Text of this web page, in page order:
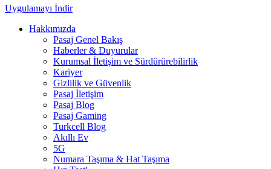
Uygulamayı İndir
Hakkımızda
Pasaj Genel Bakış
Haberler & Duyurular
Kurumsal İletişim ve Sürdürürebilirlik
Kariyer
Gizlilik ve Güvenlik
Pasaj İletişim
Pasaj Blog
Pasaj Gaming
Turkcell Blog
Akıllı Ev
5G
Numara Taşıma & Hat Taşıma